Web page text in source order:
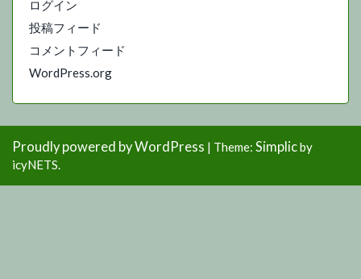
ログイン
投稿フィード
コメントフィード
WordPress.org
Proudly powered by WordPress | Theme: Simplicby
icyNETS.